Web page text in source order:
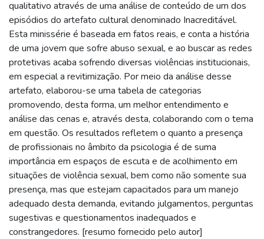
qualitativo através de uma análise de conteúdo de um dos
episódios do artefato cultural denominado Inacreditável.
Esta minissérie é baseada em fatos reais, e conta a história
de uma jovem que sofre abuso sexual, e ao buscar as redes
protetivas acaba sofrendo diversas violências institucionais,
em especial a revitimização. Por meio da análise desse
artefato, elaborou-se uma tabela de categorias
promovendo, desta forma, um melhor entendimento e
análise das cenas e, através desta, colaborando com o tema
em questão. Os resultados refletem o quanto a presença
de profissionais no âmbito da psicologia é de suma
importância em espaços de escuta e de acolhimento em
situações de violência sexual, bem como não somente sua
presença, mas que estejam capacitados para um manejo
adequado desta demanda, evitando julgamentos, perguntas
sugestivas e questionamentos inadequados e
constrangedores. [resumo fornecido pelo autor]